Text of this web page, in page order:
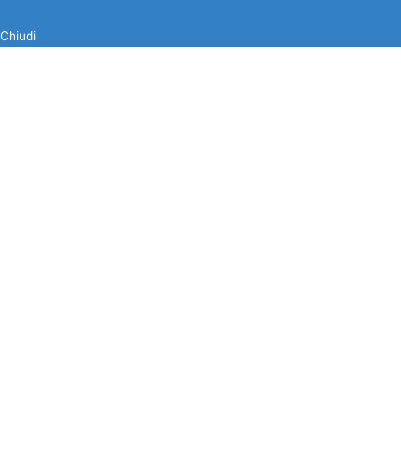
Chiudi